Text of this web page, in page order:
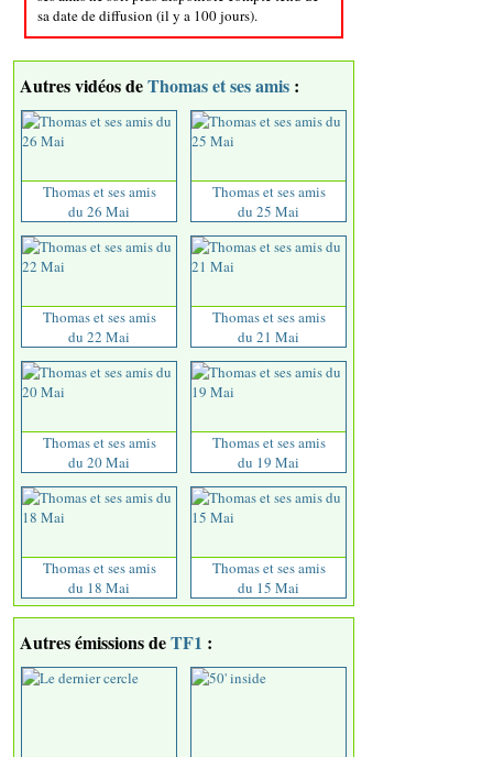
sa date de diffusion (il y a 100 jours).
Autres vidéos deThomas et ses amis :
Thomas et ses amis
du 26 Mai
Thomas et ses amis
du 25 Mai
Thomas et ses amis
du 22 Mai
Thomas et ses amis
du 21 Mai
Thomas et ses amis
du 20 Mai
Thomas et ses amis
du 19 Mai
Thomas et ses amis
du 18 Mai
Thomas et ses amis
du 15 Mai
Autres émissions deTF1 :